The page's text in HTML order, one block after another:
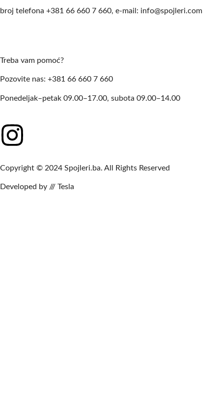
broj telefona +381 66 660 7 660, e-mail: info@spojleri.com
Treba vam pomoć?
Pozovite nas: +381 66 660 7 660
Ponedeljak–petak 09.00–17.00, subota 09.00–14.00
Copyright © 2024 Spojleri.ba. All Rights Reserved
Developed by /// Tesla